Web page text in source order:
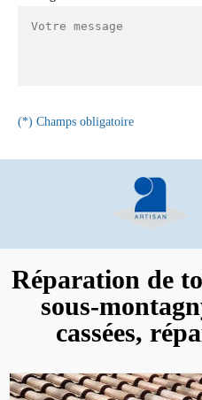
(*) Champs obligatoire
Réparation de
sous-
cassées,